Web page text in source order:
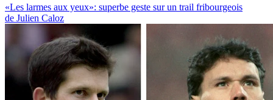
«Les larmes aux yeux»: superbe geste sur un trail fribourgeois
de Julien Caloz